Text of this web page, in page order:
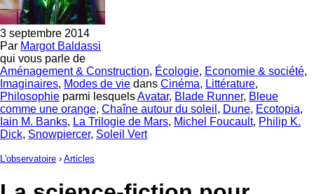
3 septembre 2014
Par Margot Baldassi
qui vous parle de
Aménagement & Construction, Écologie, Economie & société,
Imaginaires, Modes de vie dans Cinéma, Littérature,
Philosophie parmi lesquelsAvatar, Blade Runner, Bleue
comme une orange, Chaîne autour du soleil , Dune, Ecotopia,
Iain M. Banks, La Trilogie de Mars, Michel Foucault, Philip K.
Dick, Snowpiercer, Soleil Vert
L'observatoire › Articles